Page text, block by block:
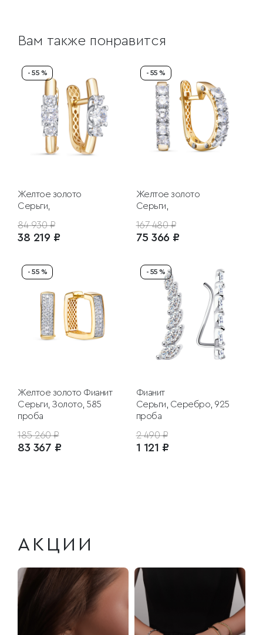
Вам также понравится
- 55 %
Желтое золото
Серьги,
84 930 ₽
38 219 ₽
- 55 %
Желтое золото
Серьги,
167 480 ₽
75 366 ₽
- 55 %
Желтое золото Фианит
Серьги, Золото, 585
проба
185 260 ₽
83 367 ₽
- 55 %
Фианит
Серьги, Серебро, 925
проба
2 490 ₽
1 121 ₽
АКЦИИ